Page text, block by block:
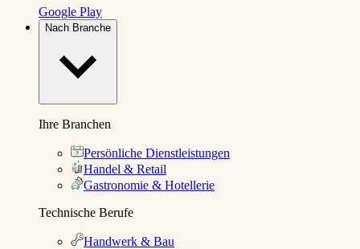
Google Play
Nach Branche
Ihre Branchen
Persönliche Dienstleistungen
Handel & Retail
Gastronomie & Hotellerie
Technische Berufe
Handwerk & Bau